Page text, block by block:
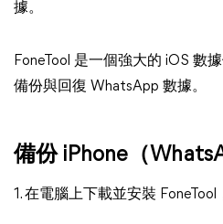
據。
FoneTool 是一個強大的 iOS 數
備份與回復 WhatsApp 數據。
備份 iPhone（
1. 在電腦上下載並安裝 FoneTool